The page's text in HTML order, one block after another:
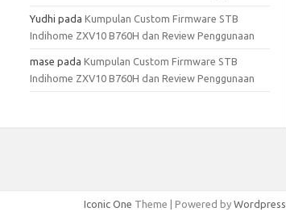
Yudhi padaKumpulan Custom Firmware STB
Indihome ZXV10 B760H dan Review Penggunaan
mase padaKumpulan Custom Firmware STB
Indihome ZXV10 B760H dan Review Penggunaan
Iconic One Theme | Powered by Wordpress